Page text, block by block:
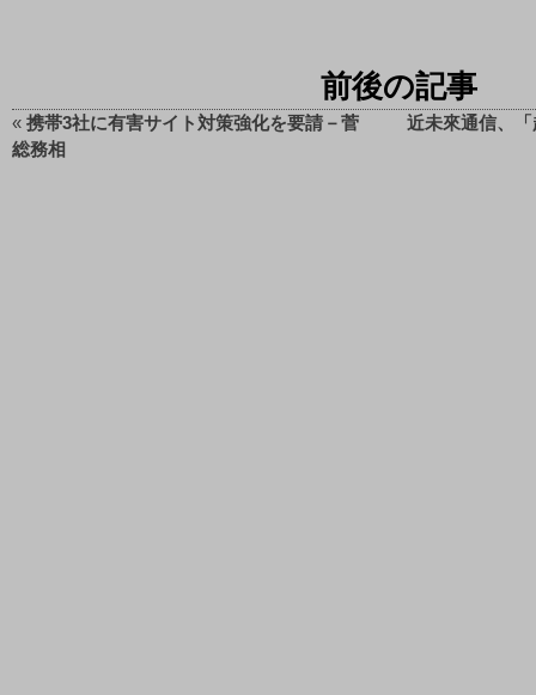
前後の記事
« 携帯3社に有害サイト対策強化を要請－菅
総務相
近未來通信、